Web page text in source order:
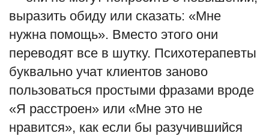
выразить обиду или сказать: «Мне
нужна помощь». Вместо этого они
переводят все в шутку. Психотерапевты
буквально учат клиентов заново
пользоваться простыми фразами вроде
«Я расстроен» или «Мне это не
нравится», как если бы разучившийся